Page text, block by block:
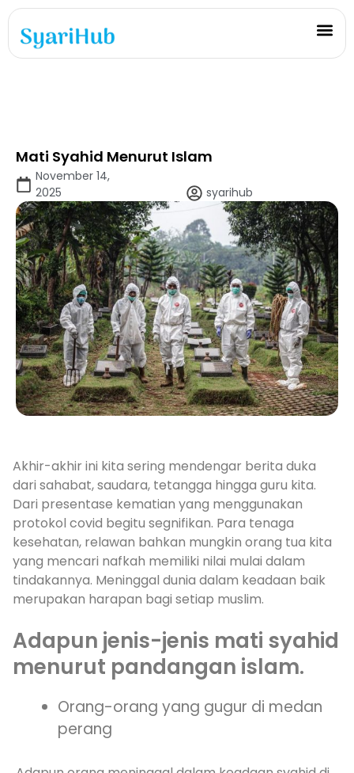
Mati Syahid Menurut Islam
November 14,
2025
syarihub
Akhir-akhir ini kita sering mendengar berita duka
dari sahabat, saudara, tetangga hingga guru kita.
Dari presentase kematian yang menggunakan
protokol covid begitu segnifikan. Para tenaga
kesehatan, relawan bahkan mungkin orang tua kita
yang mencari nafkah memiliki nilai mulai dalam
tindakannya. Meninggal dunia dalam keadaan baik
merupakan harapan bagi setiap muslim.
Adapun jenis-jenis mati syahid
menurut pandangan islam.
Orang-orang yang gugur di medan
perang